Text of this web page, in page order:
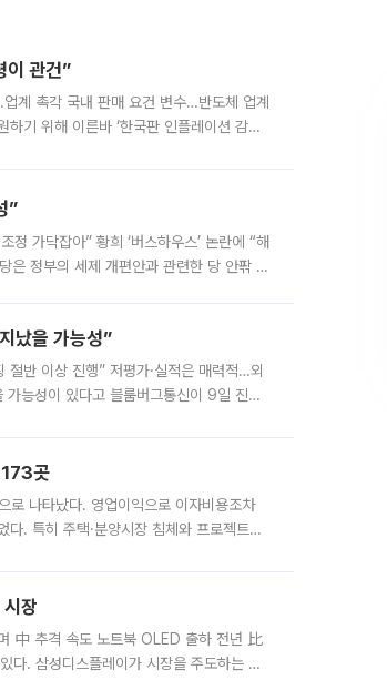
이 관건”
계 촉각 국내 판매 요건 변수…반도체 업계
기 위해 이른바 ‘한국판 인플레이션 감축
”
가닥잡아” 황희 ‘버스하우스’ 논란에 “해
은 정부의 세제 개편안과 관련한 당 안팎 의
났을 가능성”
반 이상 진행” 저평가·실적은 매력적…외
가능성이 있다고 블룸버그통신이 9일 진단
곳
로 나타났다. 영업이익으로 이자비용조차
. 특히 주택·분양시장 침체와 프로젝트파
장
中 추격 속도 노트북 OLED 출하 전년 比
. 삼성디스플레이가 시장을 주도하는 가